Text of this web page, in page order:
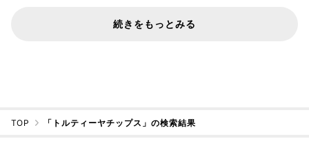
続きをもっとみる
TOP 「トルティーヤチップス」の検索結果